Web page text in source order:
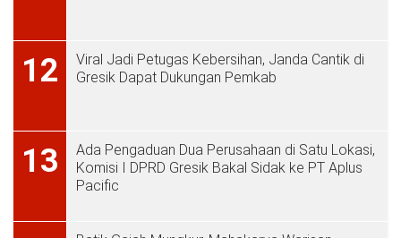
12
Viral Jadi Petugas Kebersihan, Janda Cantik di
Gresik Dapat Dukungan Pemkab
13
Ada Pengaduan Dua Perusahaan di Satu Lokasi,
Komisi I DPRD Gresik Bakal Sidak ke PT Aplus
Pacific